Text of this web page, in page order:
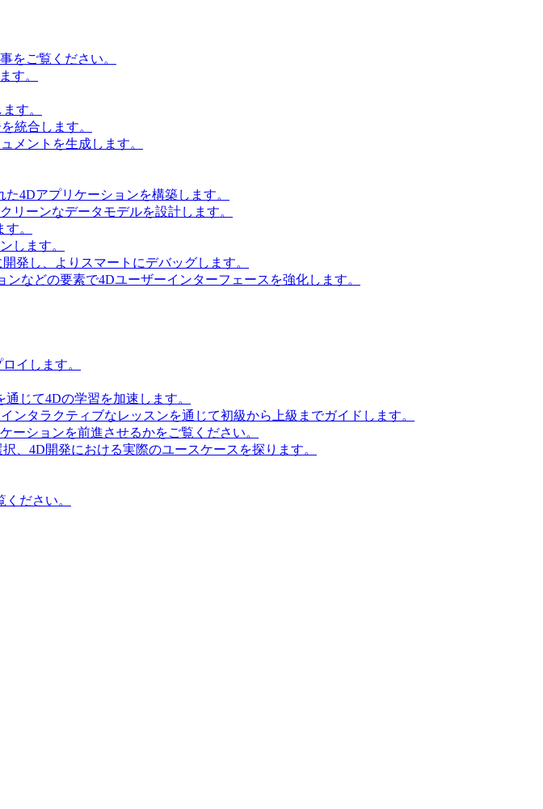
をご覧ください。
す。
す。
統合します。
メントを生成します。
4Dアプリケーションを構築します。
リーンなデータモデルを設計します。
。
します。
発し、よりスマートにデバッグします。
などの要素で4Dユーザーインターフェースを強化します。
イします。
じて4Dの学習を加速します。
ンタラクティブなレッスンを通じて初級から上級までガイドします。
ーションを前進させるかをご覧ください。
、4D開発における実際のユースケースを探ります。
ださい。